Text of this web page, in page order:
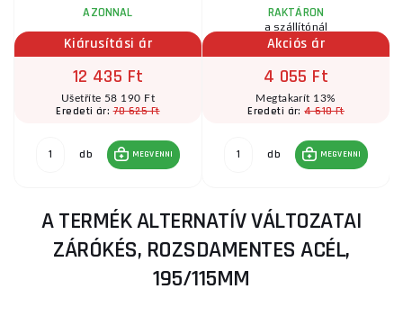
AZONNAL
Kiárusítási ár
12 435 Ft
Ušetříte 58 190 Ft
Eredeti ár:70 625 Ft
db MEGVENNI
RAKTÁRON
a szállítónál
Akciós ár
4 055 Ft
Megtakarít 13%
Eredeti ár:4 610 Ft
db MEGVENNI
A TERMÉK ALTERNATÍV VÁLTOZATAI
ZÁRÓKÉS, ROZSDAMENTES ACÉL,
195/115MM